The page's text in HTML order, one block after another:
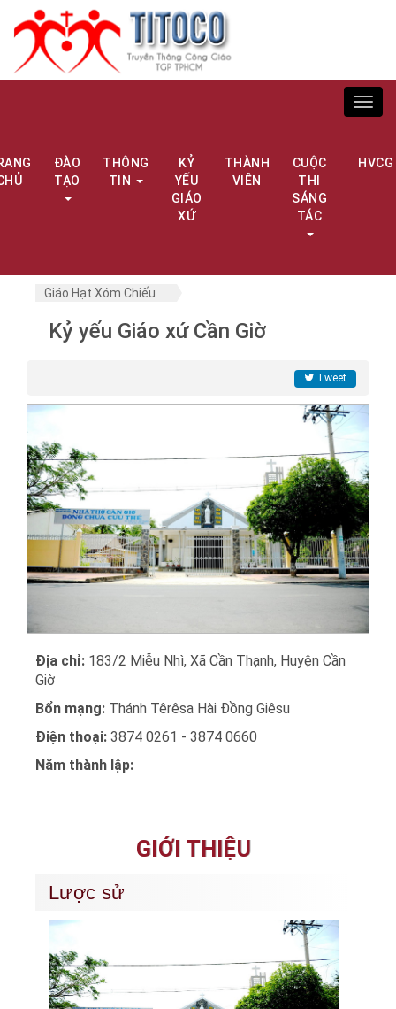
ĐÀO
TẠO
THÔNG
TIN
KỶ
YẾU
GIÁO
XỨ
THÀNH
VIÊN
CUỘC
THI
SÁNG
TÁC
HVCG
Giáo Hạt Xóm Chiếu
Kỷ yếu Giáo xứ Cần Giờ
Tweet
Địa chỉ: 183/2 Miễu Nhì, Xã Cần Thạnh, Huyện Cần
Giờ
Bổn mạng: Thánh Têrêsa Hài Đồng Giêsu
Điện thoại: 3874 0261 - 3874 0660
Năm thành lập:
GIỚI THIỆU
Lược sử